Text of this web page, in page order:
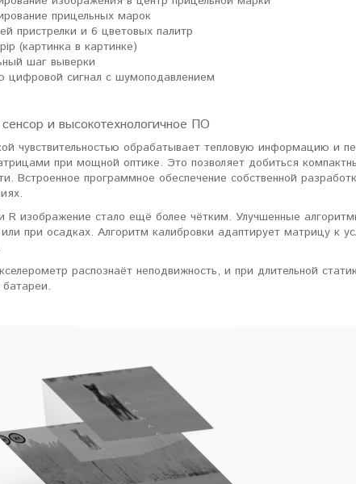
прицельных марок
пристрелки и 6 цветовых палитр
(картинка в картинке)
шаг выверки
цифровой сигнал с шумоподавлением
и высокотехнологичное ПО
чувствительностью обрабатывает тепловую информацию и
при мощной оптике. Это позволяет добиться
Встроенное программное обеспечение собственной
изображение стало ещё более чётким. Улучшенные
при осадках. Алгоритм калибровки адаптирует матрицу к
распознаёт неподвижность, и при длительной